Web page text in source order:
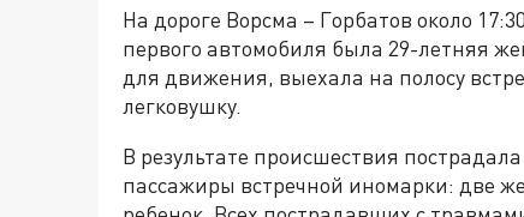
На дороге Ворсма – Горбатов около
первого автомобиля была 29-летняя
для движения, выехала на полосу
легковушку.
В результате происшествия
пассажиры встречной иномарки: две